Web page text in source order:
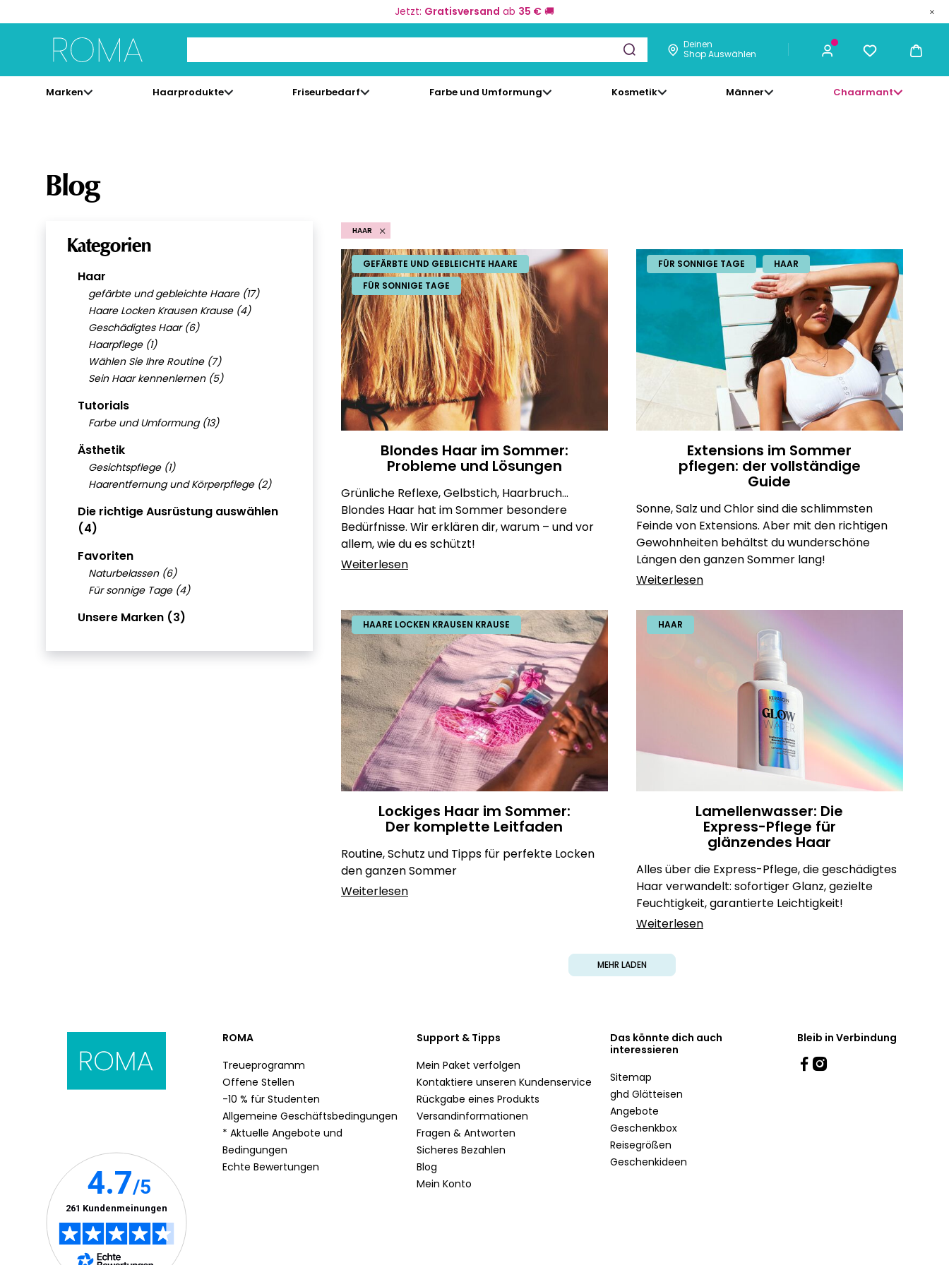
Jetzt: Gratisversand ab 35 € 🚚
Deinen
Shop Auswählen
Marken Haarprodukte Friseurbedarf Farbe und Umformung Kosmetik Männer Chaarmant
Blog
Kategorien
Haar
gefärbte und gebleichte Haare (17)
Haare Locken Krausen Krause (4)
Geschädigtes Haar (6)
Haarpflege (1)
Wählen Sie Ihre Routine (7)
Sein Haar kennenlernen (5)
Tutorials
Farbe und Umformung (13)
Ästhetik
Gesichtspflege (1)
Haarentfernung und Körperpflege (2)
Die richtige Ausrüstung auswählen
(4)
Favoriten
Naturbelassen (6)
Für sonnige Tage (4)
Unsere Marken (3)
HAAR
GEFÄRBTE UND GEBLEICHTE HAARE
FÜR SONNIGE TAGE
Blondes Haar im Sommer:
Probleme und Lösungen
Grünliche Reflexe, Gelbstich, Haarbruch...
Blondes Haar hat im Sommer besondere
Bedürfnisse. Wir erklären dir, warum – und vor
allem, wie du es schützt!
Weiterlesen
FÜR SONNIGE TAGE HAAR
Extensions im Sommer
pflegen: der vollständige
Guide
Sonne, Salz und Chlor sind die schlimmsten
Feinde von Extensions. Aber mit den richtigen
Gewohnheiten behältst du wunderschöne
Längen den ganzen Sommer lang!
Weiterlesen
HAARE LOCKEN KRAUSEN KRAUSE
Lockiges Haar im Sommer:
Der komplette Leitfaden
Routine, Schutz und Tipps für perfekte Locken
den ganzen Sommer
Weiterlesen
HAAR
Lamellenwasser: Die
Express-Pflege für
glänzendes Haar
Alles über die Express-Pflege, die geschädigtes
Haar verwandelt: sofortiger Glanz, gezielte
Feuchtigkeit, garantierte Leichtigkeit!
Weiterlesen
MEHR LADEN
ROMA
Treueprogramm
Offene Stellen
-10 % für Studenten
Allgemeine Geschäftsbedingungen
* Aktuelle Angebote und
Bedingungen
Echte Bewertungen
Support & Tipps
Mein Paket verfolgen
Kontaktiere unseren Kundenservice
Rückgabe eines Produkts
Versandinformationen
Fragen & Antworten
Sicheres Bezahlen
Blog
Mein Konto
Das könnte dich auch
interessieren
Sitemap
ghd Glätteisen
Angebote
Geschenkbox
Reisegrößen
Geschenkideen
Bleib in Verbindung